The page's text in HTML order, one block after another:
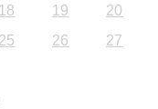
18 19
20
25 26
27